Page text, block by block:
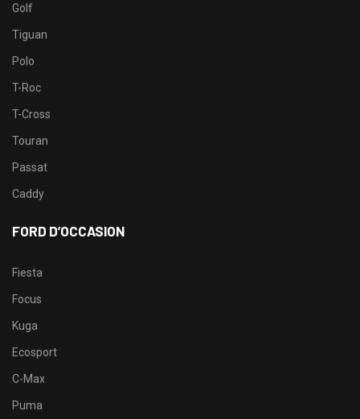
Golf
Tiguan
Polo
T-Roc
T-Cross
Touran
Passat
Caddy
FORD D’OCCASION
Fiesta
Focus
Kuga
Ecosport
C-Max
Puma